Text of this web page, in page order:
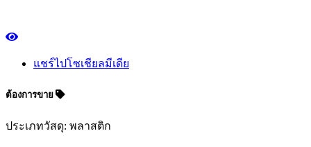
แชร์ไปโซเชียลมีเดีย
ต้องการขาย
ประเภทวัสดุ: พลาสติก